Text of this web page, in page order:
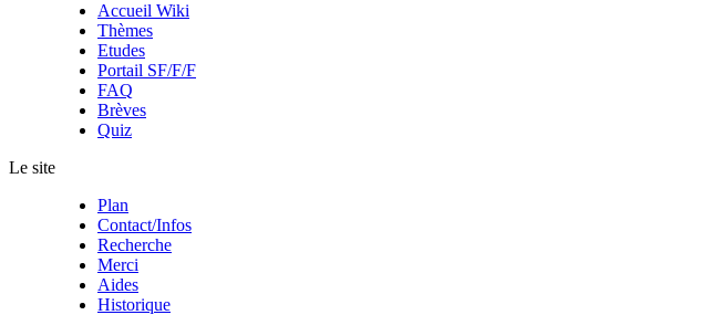
Accueil Wiki
Thèmes
Etudes
Portail SF/F/F
FAQ
Brèves
Quiz
Le site
Plan
Contact/Infos
Recherche
Merci
Aides
Historique